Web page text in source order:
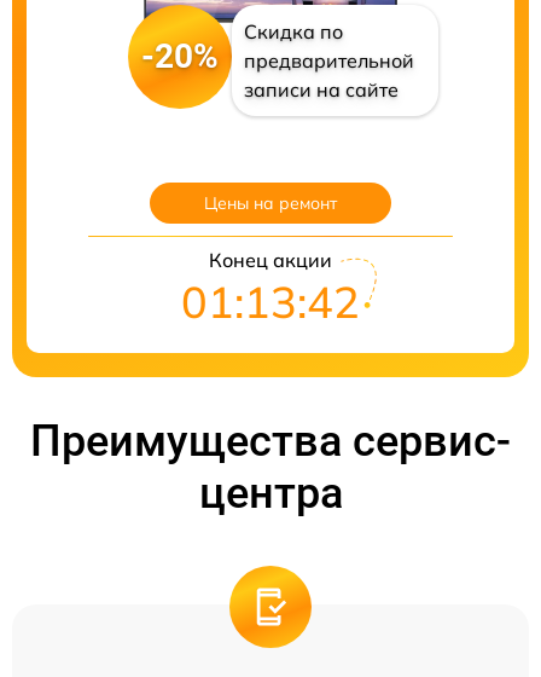
-20%
Скидка по
предварительной
записи на сайте
Цены на ремонт
Конец акции
01:13:40
Преимущества сервис-
центра